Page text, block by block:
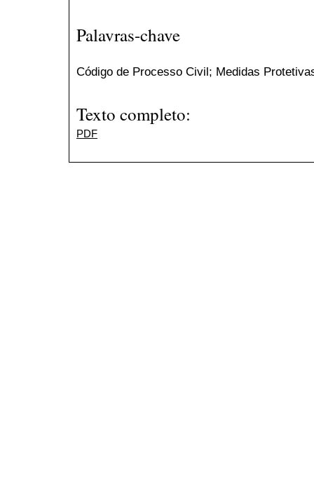
Palavras-chave
Código de Processo Civil; Medidas
Texto completo:
PDF